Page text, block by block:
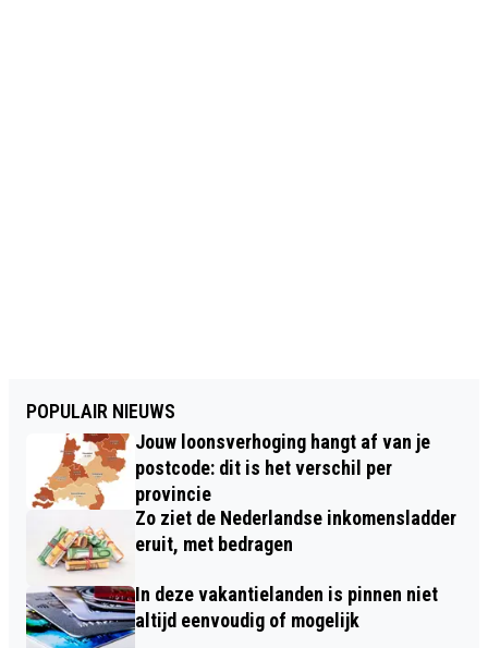
POPULAIR NIEUWS
Jouw loonsverhoging hangt af van je
postcode: dit is het verschil per
provincie
Zo ziet de Nederlandse inkomensladder
eruit, met bedragen
In deze vakantielanden is pinnen niet
altijd eenvoudig of mogelijk